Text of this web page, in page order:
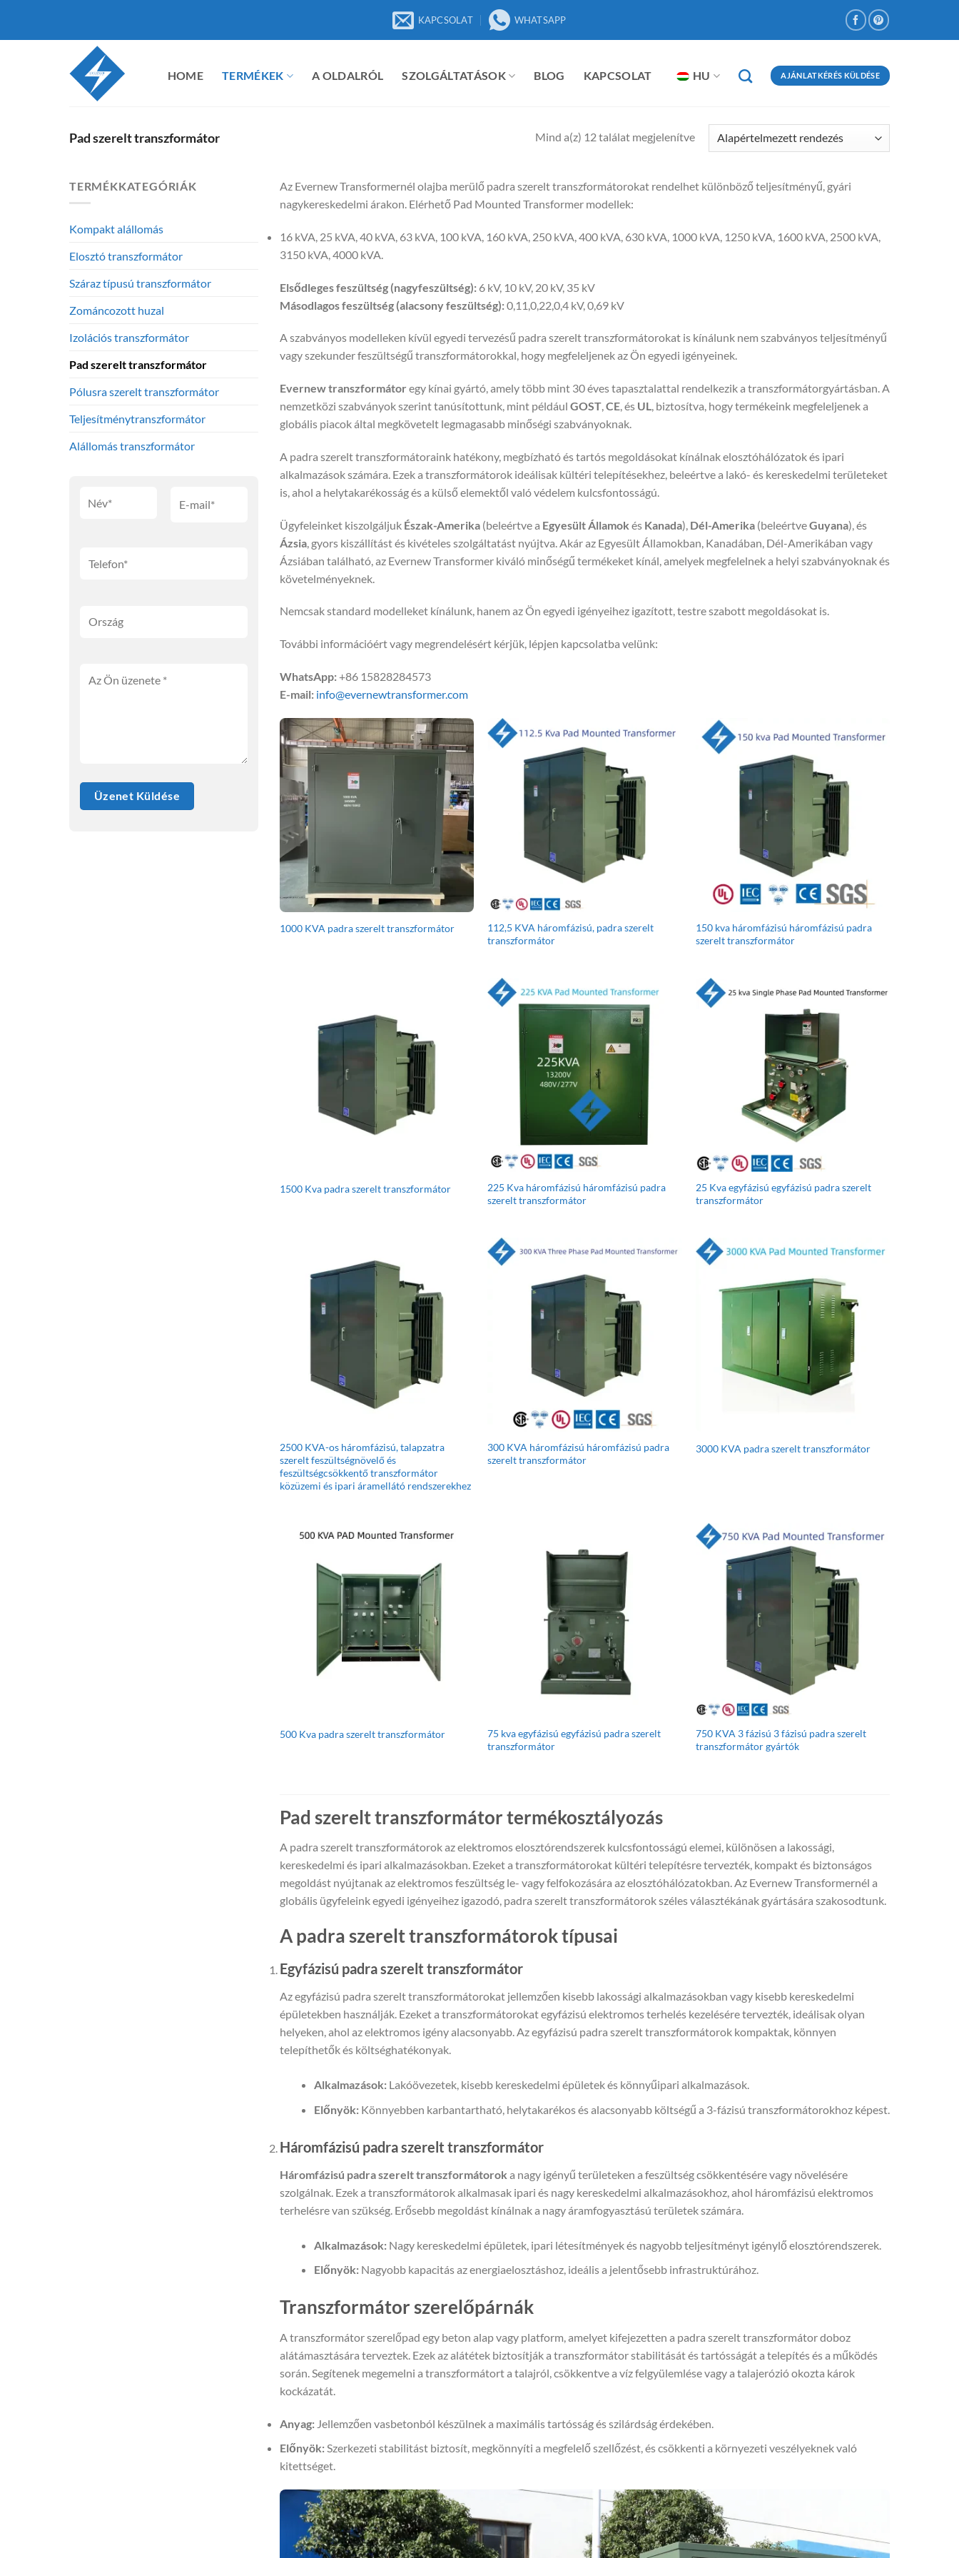
tartalomra
KAPCSOLAT WHATSAPP
HOME TERMÉKEK A OLDALRÓL SZOLGÁLTATÁSOK BLOG KAPCSOLAT HU AJÁNLATKÉRÉS KÜLDÉSE
Pad szerelt transzformátor Mind a(z) 12 találat megjelenítve
TERMÉKKATEGÓRIÁK
Kompakt alállomás
Elosztó transzformátor
Száraz típusú transzformátor
Zománcozott huzal
Izolációs transzformátor
Pad szerelt transzformátor
Pólusra szerelt transzformátor
Teljesítménytranszformátor
Alállomás transzformátor
Az Evernew Transformernél olajba merülő padra szerelt transzformátorokat rendelhet különböző teljesítményű, gyári
nagykereskedelmi árakon. Elérhető Pad Mounted Transformer modellek:
16 kVA, 25 kVA, 40 kVA, 63 kVA, 100 kVA, 160 kVA, 250 kVA, 400 kVA, 630 kVA, 1000 kVA, 1250 kVA, 1600 kVA, 2500 kVA,
3150 kVA, 4000 kVA.
Elsődleges feszültség (nagyfeszültség): 6 kV, 10 kV, 20 kV, 35 kV
Másodlagos feszültség (alacsony feszültség):0,11,0,22,0,4 kV, 0,69 kV
A szabványos modelleken kívül egyedi tervezésű padra szerelt transzformátorokat is kínálunk nem szabványos teljesítményű
vagy szekunder feszültségű transzformátorokkal, hogy megfeleljenek az Ön egyedi igényeinek.
Evernew transzformátor egy kínai gyártó, amely több mint 30 éves tapasztalattal rendelkezik a transzformátorgyártásban. A
nemzetközi szabványok szerint tanúsítottunk, mint például GOST,CE, és UL, biztosítva, hogy termékeink megfeleljenek a
globális piacok által megkövetelt legmagasabb minőségi szabványoknak.
A padra szerelt transzformátoraink hatékony, megbízható és tartós megoldásokat kínálnak elosztóhálózatok és ipari
alkalmazások számára. Ezek a transzformátorok ideálisak kültéri telepítésekhez, beleértve a lakó- és kereskedelmi területeket
is, ahol a helytakarékosság és a külső elemektől való védelem kulcsfontosságú.
Ügyfeleinket kiszolgáljuk Észak-Amerika (beleértve a Egyesült Államok és Kanada), Dél-Amerika (beleértveGuyana), és
Ázsia , gyors kiszállítást és kivételes szolgáltatást nyújtva. Akár az Egyesült Államokban, Kanadában, Dél-Amerikában vagy
Ázsiában található, az Evernew Transformer kiváló minőségű termékeket kínál, amelyek megfelelnek a helyi szabványoknak és
követelményeknek.
Nemcsak standard modelleket kínálunk, hanem az Ön egyedi igényeihez igazított, testre szabott megoldásokat is.
További információért vagy megrendelésért kérjük, lépjen kapcsolatba velünk:
WhatsApp:+86 15828284573
E-mail: info@evernewtransformer.com
1000 KVA padra szerelt transzformátor
112,5 KVA háromfázisú, padra szerelt
transzformátor
150 kva háromfázisú háromfázisú padra
szerelt transzformátor
1500 Kva padra szerelt transzformátor
225 Kva háromfázisú háromfázisú padra
szerelt transzformátor
25 Kva egyfázisú egyfázisú padra szerelt
transzformátor
2500 KVA-os háromfázisú, talapzatra
szerelt feszültségnövelő és
feszültségcsökkentő transzformátor
közüzemi és ipari áramellátó rendszerekhez
300 KVA háromfázisú háromfázisú padra
szerelt transzformátor
3000 KVA padra szerelt transzformátor
500 Kva padra szerelt transzformátor
75 kva egyfázisú egyfázisú padra szerelt
transzformátor
750 KVA 3 fázisú 3 fázisú padra szerelt
transzformátor gyártók
Pad szerelt transzformátor termékosztályozás
A padra szerelt transzformátorok az elektromos elosztórendszerek kulcsfontosságú elemei, különösen a lakossági,
kereskedelmi és ipari alkalmazásokban. Ezeket a transzformátorokat kültéri telepítésre tervezték, kompakt és biztonságos
megoldást nyújtanak az elektromos feszültség le- vagy felfokozására az elosztóhálózatokban. Az Evernew Transformernél a
globális ügyfeleink egyedi igényeihez igazodó, padra szerelt transzformátorok széles választékának gyártására szakosodtunk.
A padra szerelt transzformátorok típusai
Egyfázisú padra szerelt transzformátor
Az egyfázisú padra szerelt transzformátorokat jellemzően kisebb lakossági alkalmazásokban vagy kisebb kereskedelmi
épületekben használják. Ezeket a transzformátorokat egyfázisú elektromos terhelés kezelésére tervezték, ideálisak olyan
helyeken, ahol az elektromos igény alacsonyabb. Az egyfázisú padra szerelt transzformátorok kompaktak, könnyen
telepíthetők és költséghatékonyak.
Alkalmazások: Lakóövezetek, kisebb kereskedelmi épületek és könnyűipari alkalmazások.
Előnyök: Könnyebben karbantartható, helytakarékos és alacsonyabb költségű a 3-fázisú transzformátorokhoz képest.
Háromfázisú padra szerelt transzformátor
Háromfázisú padra szerelt transzformátorok a nagy igényű területeken a feszültség csökkentésére vagy növelésére
szolgálnak. Ezek a transzformátorok alkalmasak ipari és nagy kereskedelmi alkalmazásokhoz, ahol háromfázisú elektromos
terhelésre van szükség. Erősebb megoldást kínálnak a nagy áramfogyasztású területek számára.
Alkalmazások: Nagy kereskedelmi épületek, ipari létesítmények és nagyobb teljesítményt igénylő elosztórendszerek.
Előnyök: Nagyobb kapacitás az energiaelosztáshoz, ideális a jelentősebb infrastruktúrához.
Transzformátor szerelőpárnák
A transzformátor szerelőpad egy beton alap vagy platform, amelyet kifejezetten a padra szerelt transzformátor doboz
alátámasztására terveztek. Ezek az alátétek biztosítják a transzformátor stabilitását és tartósságát a telepítés és a működés
során. Segítenek megemelni a transzformátort a talajról, csökkentve a víz felgyülemlése vagy a talajerózió okozta károk
kockázatát.
Anyag: Jellemzően vasbetonból készülnek a maximális tartósság és szilárdság érdekében.
Előnyök:Szerkezeti stabilitást biztosít, megkönnyíti a megfelelő szellőzést, és csökkenti a környezeti veszélyeknek való
kitettséget.